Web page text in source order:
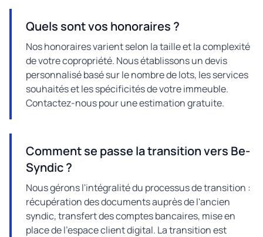
Quels sont vos honoraires ?
Nos honoraires varient selon la taille et la complexité
de votre copropriété. Nous établissons un devis
personnalisé basé sur le nombre de lots, les services
souhaités et les spécificités de votre immeuble.
Contactez-nous pour une estimation gratuite.
Comment se passe la transition vers Be-
Syndic ?
Nous gérons l'intégralité du processus de transition :
récupération des documents auprès de l'ancien
syndic, transfert des comptes bancaires, mise en
place de l'espace client digital. La transition est